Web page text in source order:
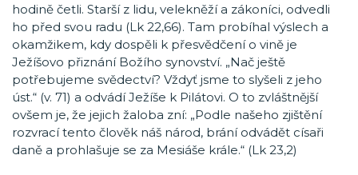
hodině četli. Starší z lidu, velekněží a zákoníci, odvedli
ho před svou radu (Lk 22,66). Tam probíhal výslech a
okamžikem, kdy dospěli k přesvědčení o vině je
Ježíšovo přiznání Božího synovství. „Nač ještě
potřebujeme svědectví? Vždyť jsme to slyšeli z jeho
úst.“ (v. 71) a odvádí Ježíše k Pilátovi. O to zvláštnější
ovšem je, že jejich žaloba zní: „Podle našeho zjištění
rozvrací tento člověk náš národ, brání odvádět císaři
daně a prohlašuje se za Mesiáše krále.“ (Lk 23,2)